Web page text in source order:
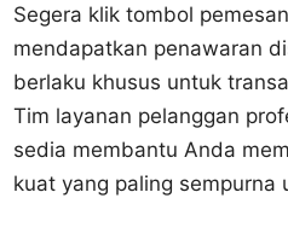
Segera klik tombol
mendapatkan penawaran
berlaku khusus untuk
Tim layanan pelanggan
sedia membantu Anda
kuat yang paling sempurna